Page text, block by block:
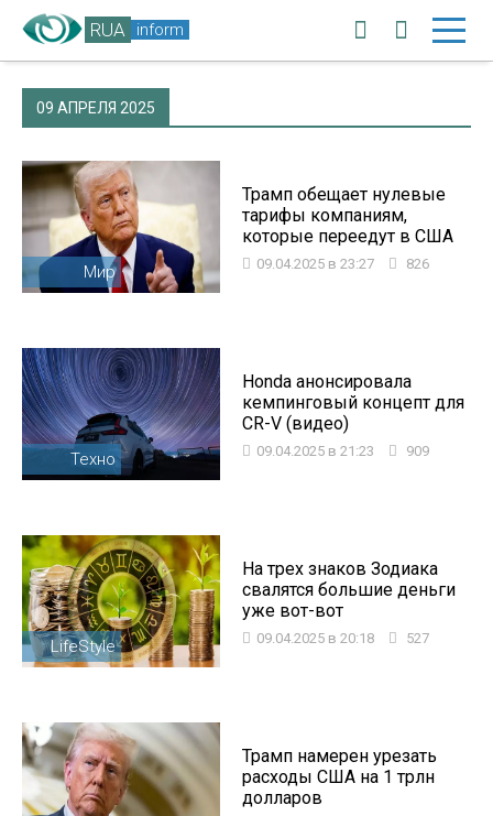
RUA inform
09 АПРЕЛЯ 2025
Мир
Трамп обещает нулевые
тарифы компаниям,
которые переедут в США
09.04.2025 в 23:27 826
Техно
Honda анонсировала
кемпинговый концепт для
CR-V (видео)
09.04.2025 в 21:23 909
LifeStyle
На трех знаков Зодиака
свалятся большие деньги
уже вот-вот
09.04.2025 в 20:18 527
Трамп намерен урезать
расходы США на 1 трлн
долларов